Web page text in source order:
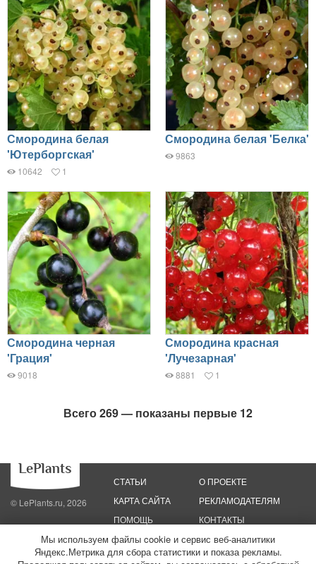
Смородина белая
'Ютерборгская'
10642 1
Смородина белая 'Белка'
9863
Смородина черная
'Грация'
9018
Смородина красная
'Лучезарная'
8881 1
Всего 269 — показаны первые 12
© LePlants.ru, 2026
СТАТЬИ
КАРТА САЙТА
ПОМОЩЬ
О ПРОЕКТЕ
РЕКЛАМОДАТЕЛЯМ
КОНТАКТЫ
Политика конфиденциальности
Политика использования файлов cookie
Мы используем файлы cookie и сервис веб-аналитики
Яндекс.Метрика для сбора статистики и показа рекламы.